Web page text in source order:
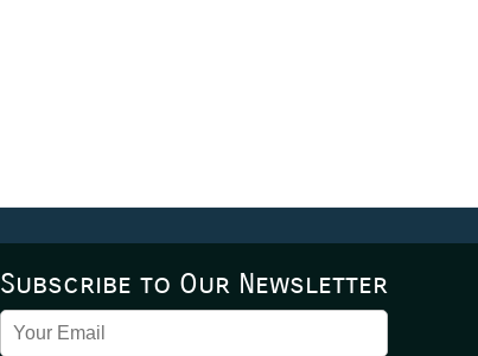
Subscribe to Our Newsletter